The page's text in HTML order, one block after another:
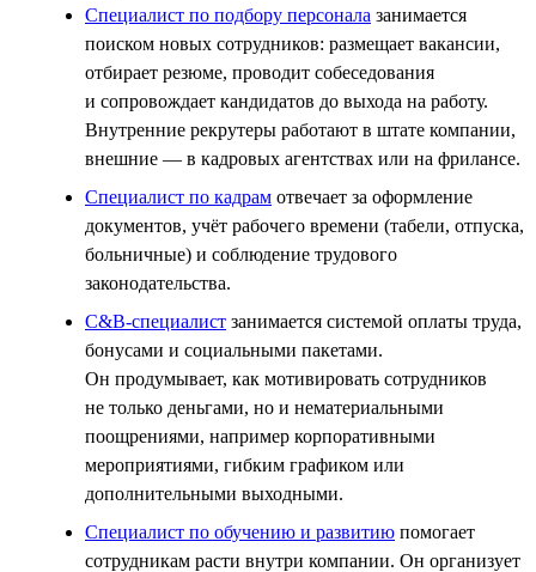
Специалист по подбору персонала занимается
поиском новых сотрудников: размещает вакансии,
отбирает резюме, проводит собеседования
и сопровождает кандидатов до выхода на работу.
Внутренние рекрутеры работают в штате компании,
внешние — в кадровых агентствах или на фрилансе.
Специалист по кадрам отвечает за оформление
документов, учёт рабочего времени (табели, отпуска,
больничные) и соблюдение трудового
законодательства.
C&B-специалист занимается системой оплаты труда,
бонусами и социальными пакетами.
Он продумывает, как мотивировать сотрудников
не только деньгами, но и нематериальными
поощрениями, например корпоративными
мероприятиями, гибким графиком или
дополнительными выходными.
Специалист по обучению и развитию помогает
сотрудникам расти внутри компании. Он организует